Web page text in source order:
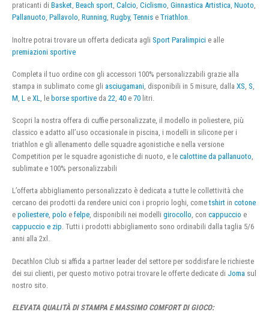
praticanti di Basket, Beach sport, Calcio, Ciclismo, Ginnastica Artistica, Nuoto,
Pallanuoto, Pallavolo, Running, Rugby, Tennis e Triathlon.
Inoltre potrai trovare un offerta dedicata agli Sport Paralimpici e alle
premiazioni sportive
Completa il tuo ordine con gli accessori 100% personalizzabili grazie alla
stampa in sublimato come gli asciugamani , disponibili in 5 misure, dalla XS S
M L e XL , le borse sportive da 22 40 e 70 litri.
Scopri la nostra offera di cuffie personalizzate, il modello in poliestere, più
classico e adatto all’uso occasionale in piscina, i modelli in silicone per i
triathlon e gli allenamento delle squadre agonistiche e nella versione
Competition per le squadre agonistiche di nuoto, e le calottine da pallanuoto,
sublimate e 100% personalizzabili
L’offerta abbigliamento personalizzato è dedicata a tutte le collettività che
cercano dei prodotti da rendere unici con i proprio loghi, cometshirt in cotone
e poliestere, polo e felpe, disponibili nei modelli girocollo, con cappuccio e
cappuccio e zip. Tutti i prodotti abbigliamento sono ordinabili dalla taglia 5/6
anni alla 2xl.
Decathlon Club si affida a partner leader del settore per soddisfare le richieste
dei sui clienti, per questo motivo potrai trovare le offerte dedicate di Joma sul
nostro sito.
ELEVATA QUALITÀ DI STAMPA E MASSIMO COMFORT DI GIOCO: